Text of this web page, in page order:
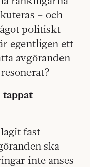
– och
politiskt
egentligen ett
avgöranden
tappat
fast
ska
inte anses